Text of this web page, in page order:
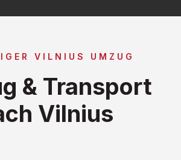
VILNIUS UMZUG
& Transport
Vilnius